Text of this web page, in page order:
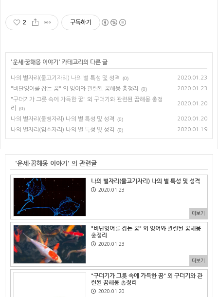
2 구독하기
'운세·꿈해몽 이야기 ' 카테고리의 다른 글
나의 별자리(물고기자리) 나의 별 특성 및 성격 (0) 2020.01.23
"비단잉어를 잡는 꿈" 외 잉어와 관련된 꿈해몽 총정리 (0) 2020.01.23
"구더기가 그릇 속에 가득한 꿈" 외 구더기와 관련된 꿈해몽 총정
리
(0)
2020.01.20
나의 별자리(물병자리) 나의 별 특성 및 성격 (0) 2020.01.20
나의 별자리(염소자리) 나의 별 특성 및 성격 (0) 2020.01.19
'운세·꿈해몽 이야기' 의 관련글
나의 별자리(물고기자리) 나의 별 특성 및 성격
2020.01.23
더보기
"비단잉어를 잡는 꿈" 외 잉어와 관련된 꿈해몽
총정리
2020.01.23
더보기
"구더기가 그릇 속에 가득한 꿈" 외 구더기와 관
련된 꿈해몽 총정리
2020.01.20